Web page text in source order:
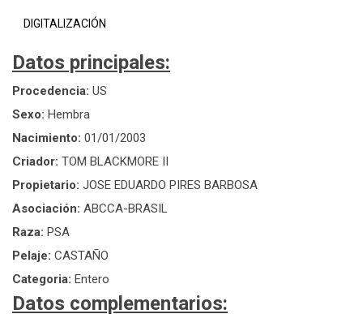
DIGITALIZACIÓN
Datos principales:
Procedencia: US
Sexo: Hembra
Nacimiento: 01/01/2003
Criador: TOM BLACKMORE II
Propietario: JOSE EDUARDO PIRES BARBOSA
Asociación: ABCCA-BRASIL
Raza: PSA
Pelaje: CASTAÑO
Categoria: Entero
Datos complementarios: